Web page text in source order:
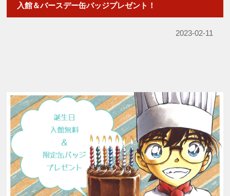
入館＆バースデー缶バッジプレゼント！
2023-02-11